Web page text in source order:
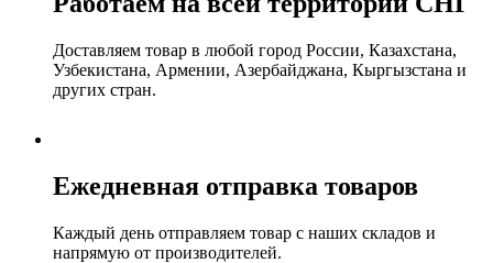
Доставляем товар в любой город России, Казахстана,
Узбекистана, Армении, Азербайджана, Кыргызстана и
других стран.
Ежедневная отправка товаров
Каждый день отправляем товар с наших складов и
напрямую от производителей.